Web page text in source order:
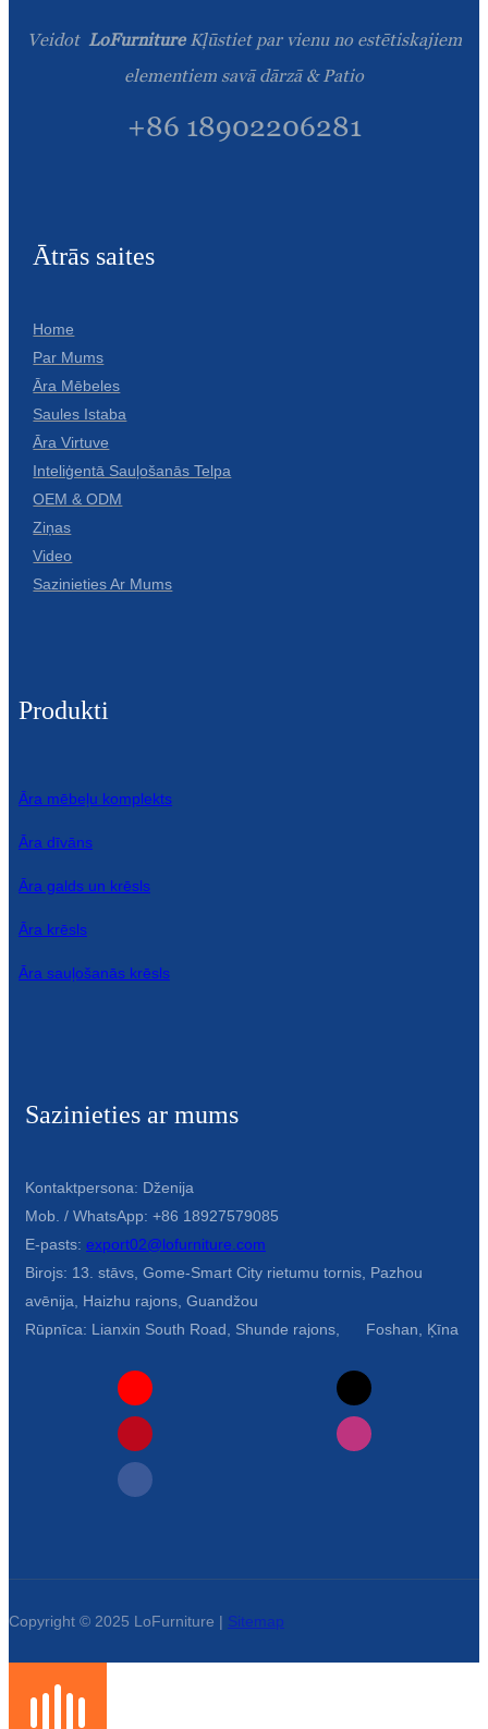
Veidot LoFurniture Kļūstiet par vienu no estētiskajiem
elementiem savā dārzā & Patio
+86 18902206281
Ātrās saites
Home
Par Mums
Āra Mēbeles
Saules Istaba
Āra Virtuve
Inteliģentā Sauļošanās Telpa
OEM & ODM
Ziņas
Video
Sazinieties Ar Mums
Produkti
Āra mēbeļu komplekts
Āra dīvāns
Āra galds un krēsls
Āra krēsls
Āra sauļošanās krēsls
Sazinieties ar mums
Kontaktpersona: Dženija
Mob. / WhatsApp: +86 18927579085
E-pasts: export02@lofurniture.com
Birojs: 13. stāvs, Gome-Smart City rietumu tornis, Pazhou
avēnija, Haizhu rajons, Guandžou
Rūpnīca: Lianxin South Road, Shunde rajons, Foshan, Ķīna
Copyright © 2025 LoFurniture | Sitemap